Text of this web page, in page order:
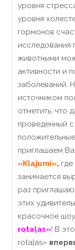
уровня
уровня
гормонов
исследования
животными
активности и
заболеваний.
источником
отметить, что
проведенный
приглашаем
«Klajumi»,
занимается
раз
этих
красочное
rotaļas»! В
rotaļas»